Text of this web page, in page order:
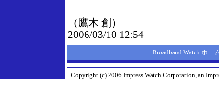
（鷹木 創）
2006/03/10 12:54
Broadband Watch ホー
Copyright (c) 2006 Impress Watch Corporation, an